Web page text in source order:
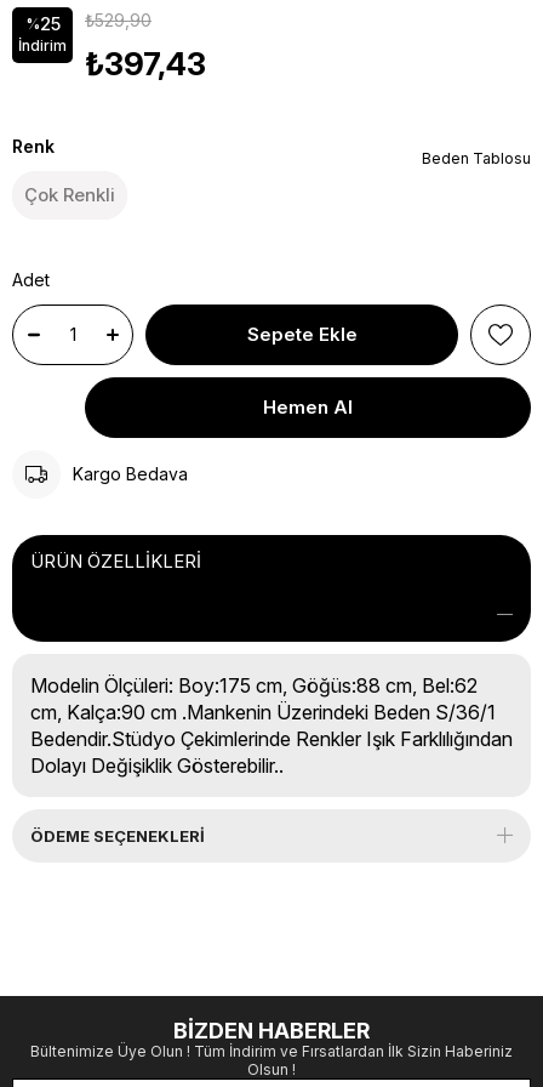
%25
İndirim
₺529,90
₺397,43
Renk
Çok Renkli
Beden Tablosu
Adet
Kargo Bedava
ÜRÜN ÖZELLIKLERI
Modelin Ölçüleri: Boy:175 cm, Göğüs:88 cm, Bel:62
cm, Kalça:90 cm .Mankenin Üzerindeki Beden S/36/1
Bedendir.Stüdyo Çekimlerinde Renkler Işık Farklılığından
Dolayı Değişiklik Gösterebilir..
ÖDEME SEÇENEKLERI
BİZDEN HABERLER
Bültenimize Üye Olun ! Tüm İndirim ve Fırsatlardan İlk Sizin Haberiniz
Olsun !